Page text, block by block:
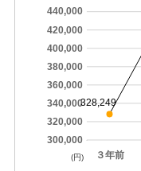
３年前
300,000
320,000
340,000
360,000
380,000
400,000
420,000
440,000
328,249
(円)